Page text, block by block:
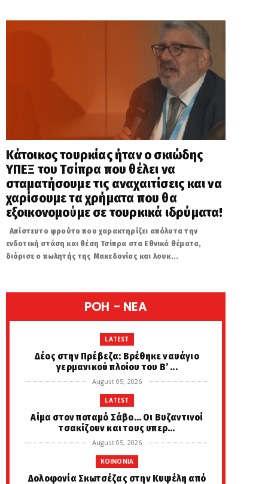
Κάτοικος τουρκίας ήταν ο σκιώδης
ΥΠΕΞ του Τσίπρα που θέλει να
σταματήσουμε τις αναχαιτίσεις και να
χαρίσουμε τα χρήματα που θα
εξοικονομούμε σε τουρκικά ιδρύματα!
Απίστευτο φρούτο που χαρακτηρίζει απόλυτα την
ενδοτική στάση και θέση Τσίπρα στα Εθνικά θέματα,
διόρισε ο πωλητής της Μακεδονίας και λουκ...
POH - NEA
LATEST
Δέος στην Πρέβεζα: Βρέθηκε ναυάγιο
γερμανικού πλοίου του Β’ ...
August 05, 2026
LATEST
Αίμα στον ποταμό Σάβο… Οι Βυζαντινοί
τσακίζουν και τους υπερ...
August 05, 2026
KOINONIA
Δολοφονία Σκωτσέζας στην Κυψέλη από